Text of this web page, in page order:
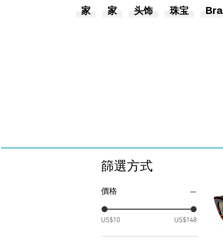
篩選方式
價格
US$10 US$148
家 家 头饰 珠宝